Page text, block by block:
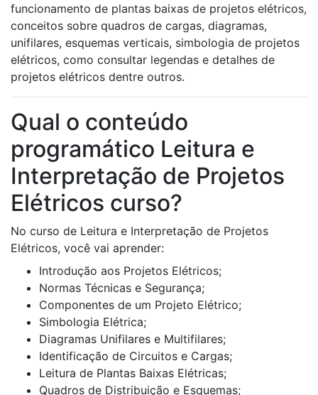
funcionamento de plantas baixas de projetos elétricos,
conceitos sobre quadros de cargas, diagramas,
unifilares, esquemas verticais, simbologia de projetos
elétricos, como consultar legendas e detalhes de
projetos elétricos dentre outros.
Qual o conteúdo
programático Leitura e
Interpretação de Projetos
Elétricos curso?
No curso de Leitura e Interpretação de Projetos
Elétricos, você vai aprender:
Introdução aos Projetos Elétricos;
Normas Técnicas e Segurança;
Componentes de um Projeto Elétrico;
Simbologia Elétrica;
Diagramas Unifilares e Multifilares;
Identificação de Circuitos e Cargas;
Leitura de Plantas Baixas Elétricas;
Quadros de Distribuição e Esquemas;